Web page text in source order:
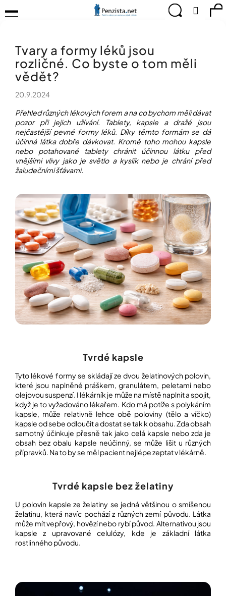
na
TIPY
PRO
PEVNÉ
ZDRAVÍ
PRO
RADOST
OBJEVUJTE
TVOŘTE
NÁMI
CHYTRÝ
PRŮVODCE
MODERNÍM
SVĚTEM
POZNEJTE
&
ZAŽIJTE,
CO
SE
PRÁVĚ
DĚJE
VAŠE
SLOVA,
NAŠE
POSÍLÍ
PAMĚŤ
KONCENTRACI
BAZAR
REPASOVANÉ
POMŮCKY
Hledat
Menu
Tvary a formy léků jsou
rozličné. Co byste o tom měli
vědět?
20.9.2024
Přehled různých lékových forem a na co bychom měli dávat
pozor při jejich užívání. Tablety, kapsle a dražé jsou
nejčastější pevné formy léků. Díky těmto formám se dá
účinná látka dobře dávkovat. Kromě toho mohou kapsle
nebo potahované tablety chránit účinnou látku před
vnějšími vlivy jako je světlo a kyslík nebo je chrání před
žaludečními šťávami.
Tvrdé kapsle
Tyto lékové formy se skládají ze dvou želatinových polovin,
které jsou naplněné práškem, granulátem, peletami nebo
olejovou suspenzí. I lékárník je může na místě naplnit a spojit,
když je to vyžadováno lékařem. Kdo má potíže s polykáním
kapsle, může relativně lehce obě poloviny (tělo a víčko)
kapsle od sebe odloučit a dostat se tak k obsahu. Zda obsah
samotný účinkuje přesně tak jako celá kapsle nebo zda je
obsah bez obalu kapsle neúčinný, se může lišit u různých
přípravků. Na to by se měl pacient nejlépe zeptat v lékárně.
Tvrdé kapsle bez želatiny
U polovin kapsle ze želatiny se jedná většinou o smíšenou
želatinu, která navíc pochází z různých zemí původu. Látka
může mít vepřový, hovězí nebo rybí původ. Alternativou jsou
kapsle z upravované celulózy, kde je základní látka
rostlinného původu.
o
C
o
p
e
b
u
e
n
a
?
HLEDAT
o
č
e
m
e